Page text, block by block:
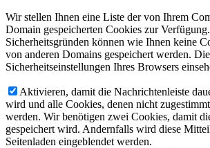
Wir stellen Ihnen eine Liste der von Ihrem
Domain gespeicherten Cookies zur
Sicherheitsgründen können wie Ihnen keine
von anderen Domains gespeichert werden.
Sicherheitseinstellungen Ihres Browsers
Aktivieren, damit die Nachrichtenleiste
wird und alle Cookies, denen nicht
werden. Wir benötigen zwei Cookies, damit
gespeichert wird. Andernfalls wird diese
Seitenladen eingeblendet werden.